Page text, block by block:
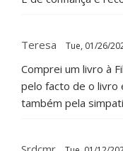
Teresa Tue, 01/26/
Comprei um livro à
pelo facto de o livro
também pela